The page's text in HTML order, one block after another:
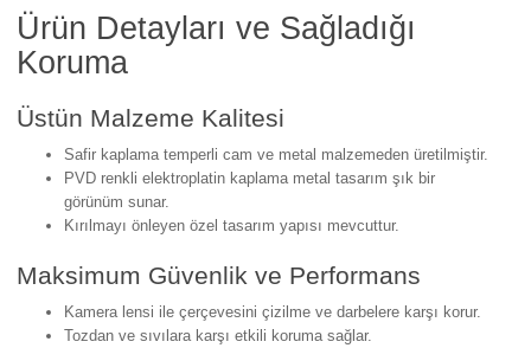
Ürün Detayları ve Sağladığı
Koruma
Üstün Malzeme Kalitesi
Safir kaplama temperli cam ve metal malzemeden üretilmiştir.
PVD renkli elektroplatin kaplama metal tasarım şık bir
görünüm sunar.
Kırılmayı önleyen özel tasarım yapısı mevcuttur.
Maksimum Güvenlik ve Performans
Kamera lensi ile çerçevesini çizilme ve darbelere karşı korur.
Tozdan ve sıvılara karşı etkili koruma sağlar.